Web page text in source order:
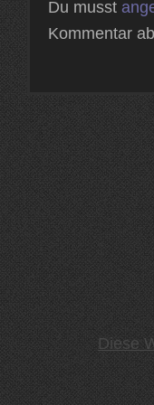
Du musst
Kommentar
Diese